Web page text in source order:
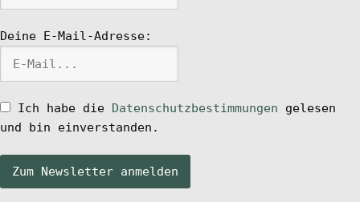
SUP-Events
Ratgeber
Das Magazin
Stand Up Magazin TV
Deine E-Mail-Adresse:
Ich habe die Datenschutzbestimmungen gelesen
und bin einverstanden.